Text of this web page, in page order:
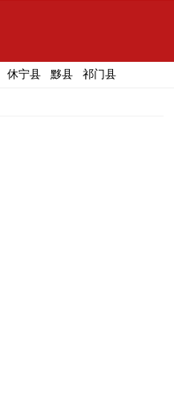
休宁县 黟县 祁门县